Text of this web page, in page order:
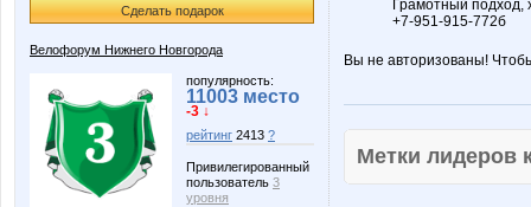
Сделать подарок
Велофорум Нижнего Новгорода
популярность:
11003 место
-3 ↓
рейтинг 2413 ?
Привилегированный
пользователь 3
уровня
Грамотный подход,
+7-951-915-772б
Вы не авторизованы!
Метки